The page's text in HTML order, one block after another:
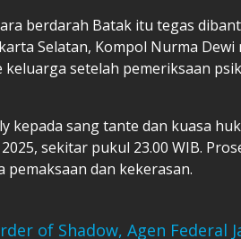
berdarah Batak itu tegas
Selatan, Kompol Nurma
setelah pemeriksaan
kepada sang tante dan kuasa
sekitar pukul 23.00 WIB.
pemaksaan dan kekerasan.
of Shadow, Agen Federal